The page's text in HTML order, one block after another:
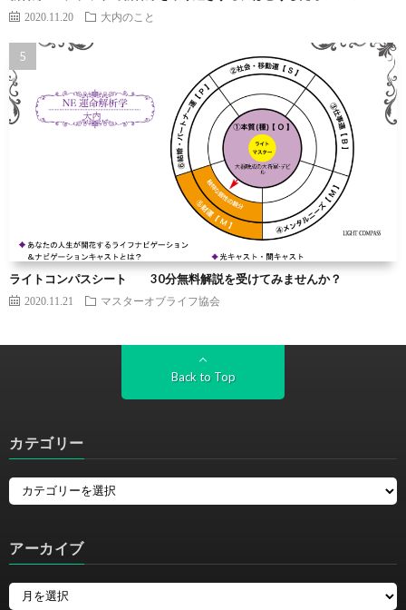
2020.11.20 大内のこと
ライトコンパスシート 30分無料解説を受けてみませんか？
2020.11.21 マスターオブライフ協会
Back to Top
カテゴリー
アーカイブ